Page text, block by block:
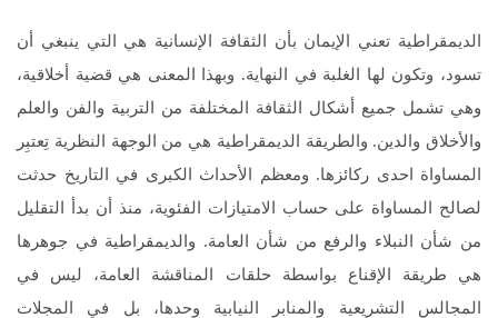
الديمقراطية تعني الإيمان بأن الثقافة الإنسانية هي التي ينبغي أن
تسود، وتكون لها الغلبة في النهاية. وبهذا المعنى هي قضية أخلاقية،
وهي تشمل جميع أشكال الثقافة المختلفة من التربية والفن والعلم
والأخلاق والدين. والطريقة الديمقراطية هي من الوجهة النظرية تِعتبِر
المساواة احدى ركائزها. ومعظم الأحداث الكبرى في التاريخ حدثت
لصالح المساواة على حساب الامتيازات الفئوية، منذ أن بدأ التقليل
من شأن النبلاء والرفع من شأن العامة. والديمقراطية في جوهرها
هي طريقة الإقناع بواسطة حلقات المناقشة العامة، ليس في
المجالس التشريعية والمنابر النيابية وحدها، بل في المجلات